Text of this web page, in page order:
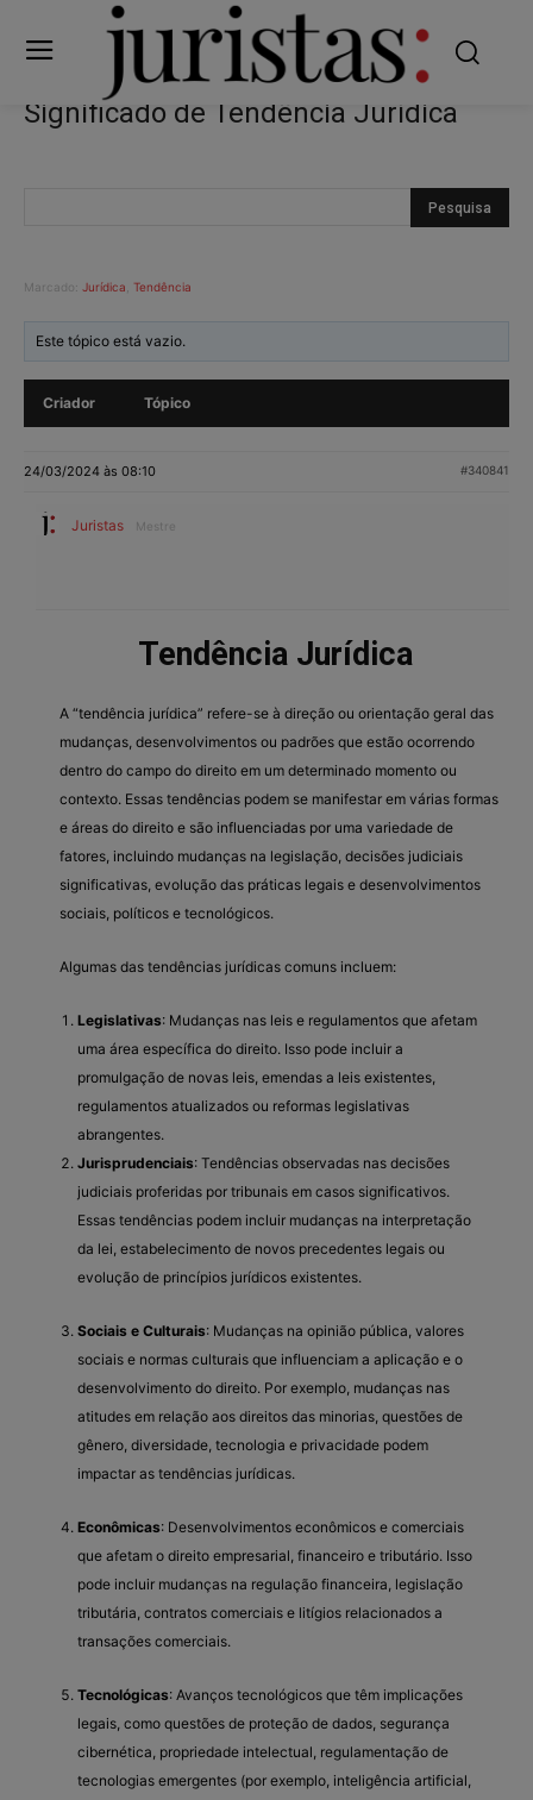
Significado de Tendência Jurídica
Marcado: Jurídica Tendência
Este tópico está vazio.
Criador Tópico
24/03/2024 às 08:10 #340841
Juristas Mestre
Tendência Jurídica
A “tendência jurídica” refere-se à direção ou orientação geral das
mudanças, desenvolvimentos ou padrões que estão ocorrendo
dentro do campo do direito em um determinado momento ou
contexto. Essas tendências podem se manifestar em várias formas
e áreas do direito e são influenciadas por uma variedade de
fatores, incluindo mudanças na legislação, decisões judiciais
significativas, evolução das práticas legais e desenvolvimentos
sociais, políticos e tecnológicos.
Algumas das tendências jurídicas comuns incluem:
Legislativas: Mudanças nas leis e regulamentos que afetam
uma área específica do direito. Isso pode incluir a
promulgação de novas leis, emendas a leis existentes,
regulamentos atualizados ou reformas legislativas
abrangentes.
Jurisprudenciais: Tendências observadas nas decisões
judiciais proferidas por tribunais em casos significativos.
Essas tendências podem incluir mudanças na interpretação
da lei, estabelecimento de novos precedentes legais ou
evolução de princípios jurídicos existentes.
Sociais e Culturais: Mudanças na opinião pública, valores
sociais e normas culturais que influenciam a aplicação e o
desenvolvimento do direito. Por exemplo, mudanças nas
atitudes em relação aos direitos das minorias, questões de
gênero, diversidade, tecnologia e privacidade podem
impactar as tendências jurídicas.
Econômicas: Desenvolvimentos econômicos e comerciais
que afetam o direito empresarial, financeiro e tributário. Isso
pode incluir mudanças na regulação financeira, legislação
tributária, contratos comerciais e litígios relacionados a
transações comerciais.
Tecnológicas: Avanços tecnológicos que têm implicações
legais, como questões de proteção de dados, segurança
cibernética, propriedade intelectual, regulamentação de
tecnologias emergentes (por exemplo, inteligência artificial,